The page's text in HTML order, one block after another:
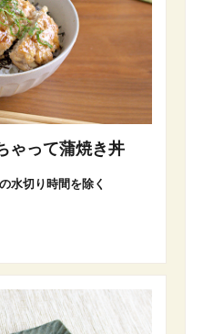
ゃって蒲焼き丼
切り時間を除く